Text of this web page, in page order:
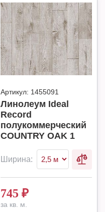
Артикул: 1455091
Линолеум Ideal
Record
полукоммерческий
COUNTRY OAK 1
Ширина:
745 ₽
за кв. м.